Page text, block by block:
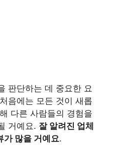
판단하는 데 중요한 요
음에는 모든 것이 새롭
다른 사람들의 경험을
거예요. 잘 알려진 업체
가 많을 거예요.